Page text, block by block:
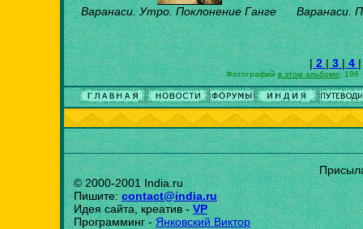
Варанаси. Утро. Поклонение Ганге Варанаси.
|2|3|4|
Фотографийв этом альбоме: 196
© 2000-2001 India.ru
Пишите:contact@india.ru
Идея сайта, креатив -VP
Программинг -Янковский Виктор